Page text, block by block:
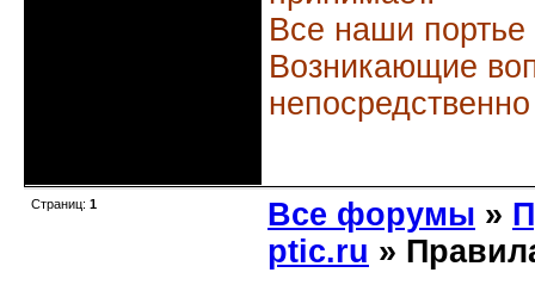
Все наши
Возникающие
Страниц: 1 Все форумы »
ptic.ru »